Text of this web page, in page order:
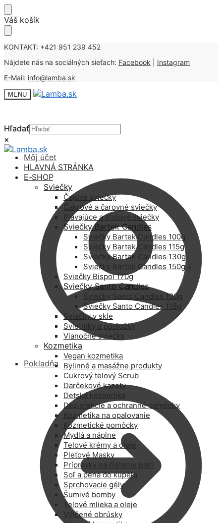
Skip
to
Skip
to
Váš košík
KONTAKT: +421 951 239 452
Nájdete nás na sociálných sieťach: Facebook
Instagram
E-Mail: info@lamba.sk
MENU
Hľadať
×
Môj účet
Pokladňa
Hľadať
×
HLAVNÁ STRÁNKA
E-SHOP
Sviečky
Čajové sviečky
Čakrové a čarovné sviečky
Plávajúce a stolové sviečky
Sviečky Bartek Candles
Sviečky Bartek Candles 100g
Sviečky Bartek Candles 115g
Sviečky Bartek Candles 130g
Sviečky Bartek Candles 150g +
Sviečky Bispol 170g
Sviečky Santo Candles
Sviečky Santo Candles 100g
Sviečky Santo Candles 115g
Sviečky v skle
Svietniky a podložky
Vianočné sviečky
Kozmetika
Vegan kozmetika
Bylinné a masážne produkty
Cukrový telový Scrub
Darčekové kazety
Detská kozmetika
Dezinfekcie a ochranné pomôcky
Kozmetika na opalovanie
Kozmetické pomôcky
Mydlá a náplne
Telové krémy a oleje
Pleťové Masky
Prípravky na čistenie pleti
Soľ a pena do kúpeľa
Sprchovacie gély
Šumivé bomby
Telové mlieka a oleje
Vlhčené obrúsky